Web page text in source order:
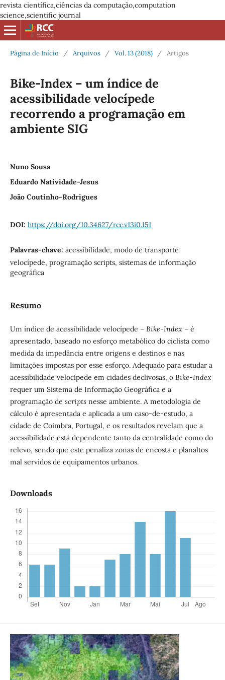
revista científica,ciências da computação,computation
science,scientific journal
Página de Início / Arquivos / Vol. 13 (2018) / Artigos
Bike-Index – um índice de
acessibilidade velocípede
recorrendo a programação em
ambiente SIG
Nuno Sousa
Eduardo Natividade-Jesus
João Coutinho-Rodrigues
DOI: https://doi.org/10.34627/rcc.v13i0.151
Palavras-chave: acessibilidade, modo de transporte
velocípede, programação scripts, sistemas de informação
geográfica
Resumo
Um índice de acessibilidade velocípede – Bike-Index – é
apresentado, baseado no esforço metabólico do ciclista como
medida da impedância entre origens e destinos e nas
limitações impostas por esse esforço. Adequado para estudar a
acessibilidade velocípede em cidades declivosas, o Bike-Index
requer um Sistema de Informação Geográfica e a
programação de scriptsnesse ambiente. A metodologia de
cálculo é apresentada e aplicada a um caso-de-estudo, a
cidade de Coimbra, Portugal, e os resultados revelam que a
acessibilidade está dependente tanto da centralidade como do
relevo, sendo que este penaliza zonas de encosta e planaltos
mal servidos de equipamentos urbanos.
Downloads